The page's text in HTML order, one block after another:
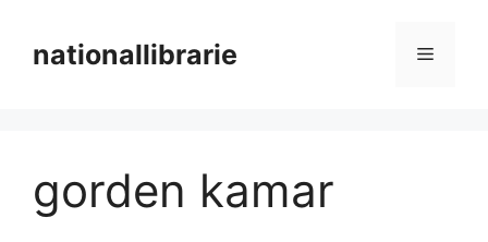
contentnationallibrarie Menu
gorden kamar